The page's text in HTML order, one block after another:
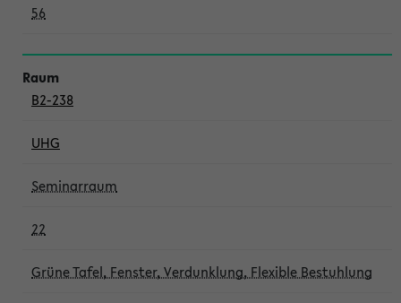
56
B2-238
UHG
Seminarraum
22
Grüne Tafel, Fenster, Verdunklung, Flexible Bestuhlung